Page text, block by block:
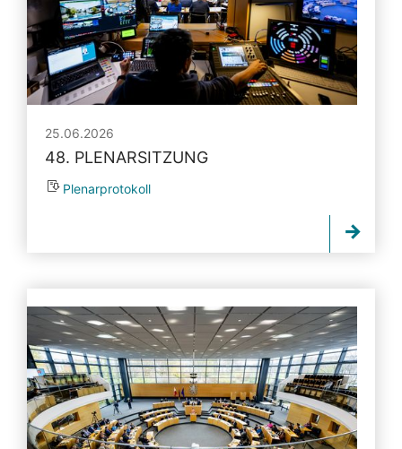
25.06.2026
48. PLENARSITZUNG
Plenarprotokoll